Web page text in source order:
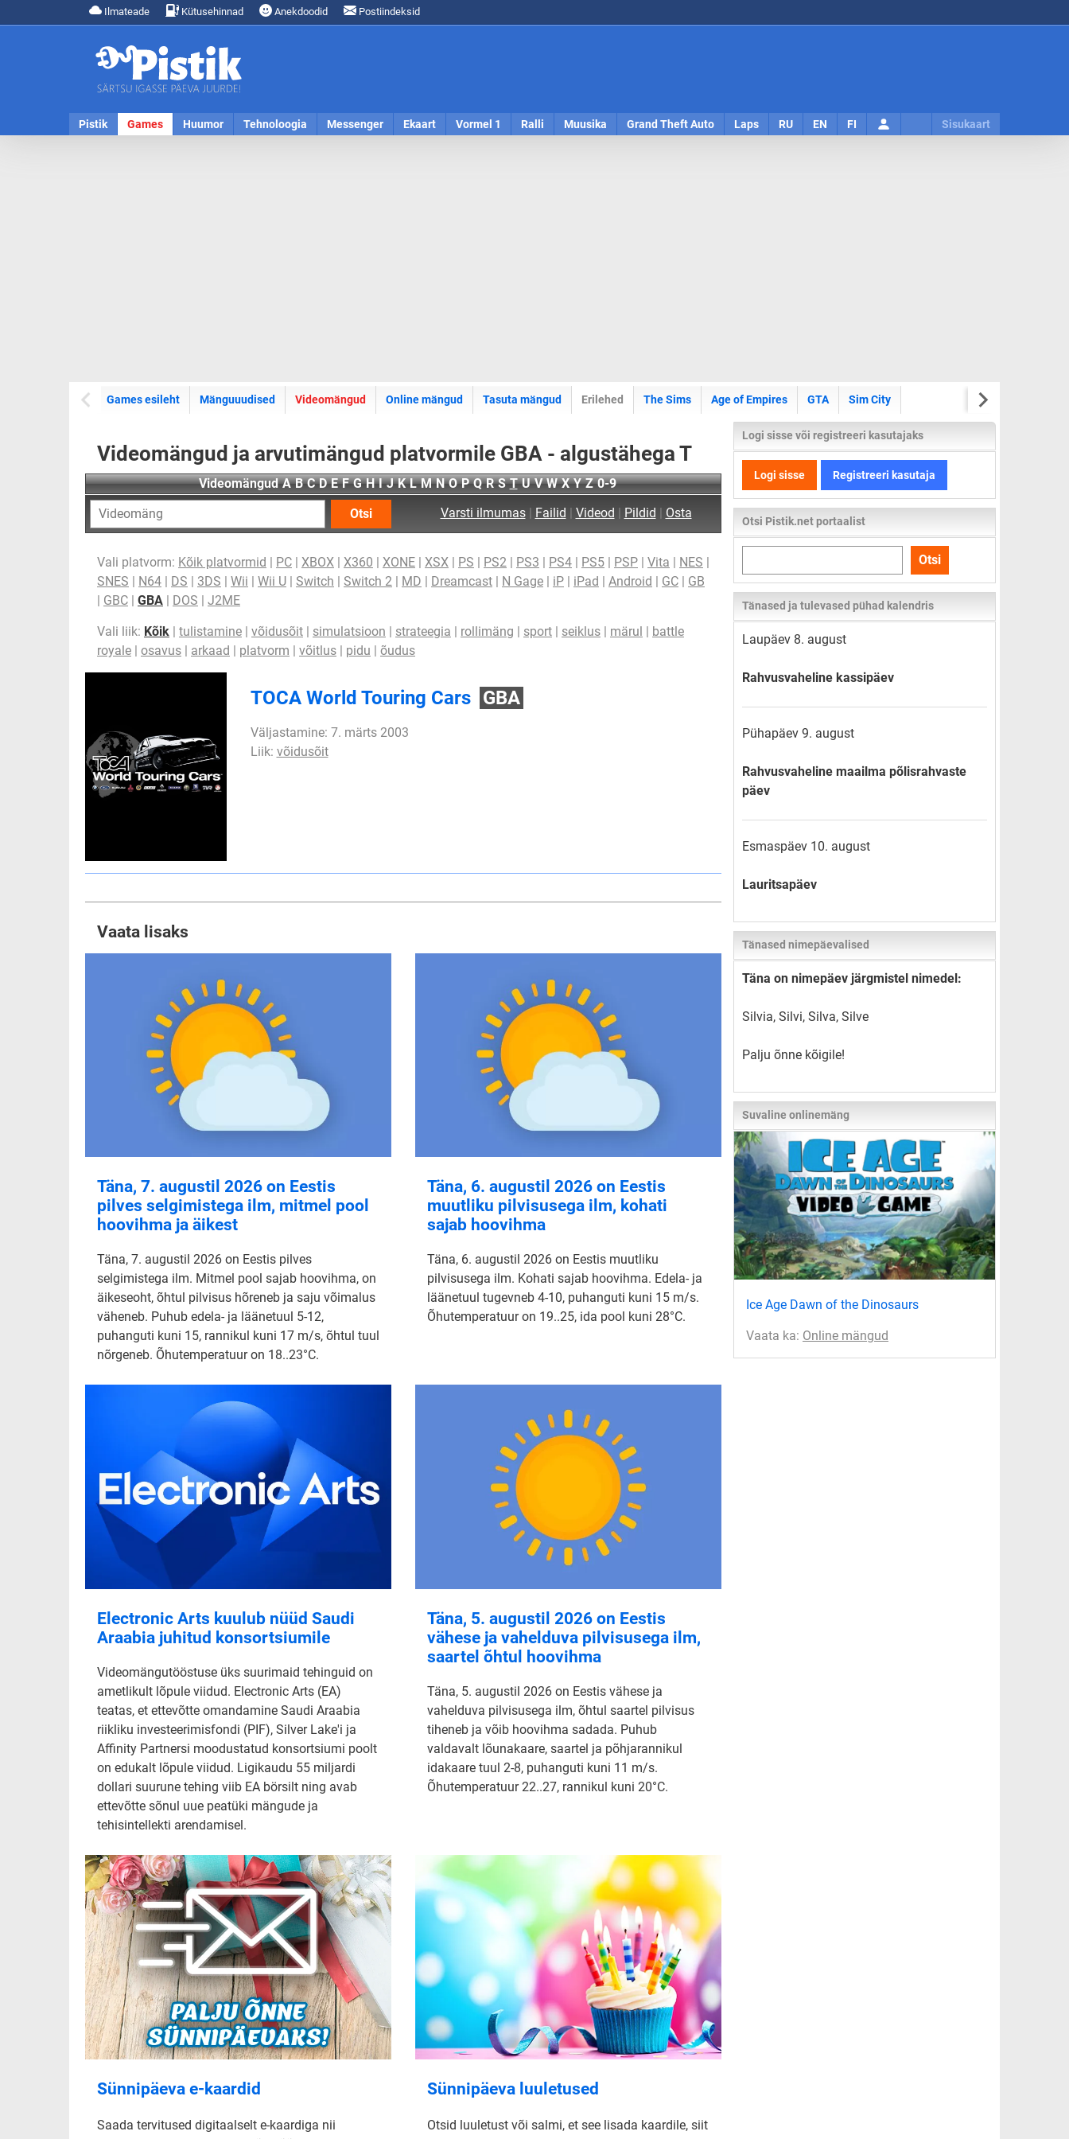
Ilmateade Kütusehinnad Anekdoodid Postiindeksid
Pistik Games Huumor Tehnoloogia Messenger Ekaart Vormel 1 Ralli Muusika Grand Theft Auto Laps RU EN FI Sisukaart
Games esileht Mänguuudised Videomängud Online mängud Tasuta mängud Erilehed The Sims Age of Empires GTA Sim City
Videomängud ja arvutimängud platvormile GBA - algustähega T
Videomängud A B C D E F G H I J K L M N O P Q R S T U V W X Y Z 0-9
Otsi
Varsti ilmumas| Failid | Videod | Pildid | Osta
Vali platvorm: Kõik platvormid | PC | XBOX | X360 | XONE | XSX | PS | PS2 | PS3 | PS4 | PS5 | PSP | Vita | NES |
SNES | N64 | DS | 3DS | Wii | Wii U | Switch | Switch 2 | MD | Dreamcast | N Gage | iP | iPad | Android | GC | GB
| GBC | GBA | DOS | J2ME
Vali liik: Kõik | tulistamine | võidusõit | simulatsioon | strateegia | rollimäng | sport | seiklus | märul | battle
royale | osavus | arkaad | platvorm | võitlus | pidu | õudus
TOCA World Touring Cars GBA
Väljastamine: 7. märts 2003
Liik: võidusõit
Vaata lisaks
Täna, 7. augustil 2026 on Eestis
pilves selgimistega ilm, mitmel pool
hoovihma ja äikest
Täna, 7. augustil 2026 on Eestis pilves
selgimistega ilm. Mitmel pool sajab hoovihma, on
äikeseoht, õhtul pilvisus hõreneb ja saju võimalus
väheneb. Puhub edela- ja läänetuul 5-12,
puhanguti kuni 15, rannikul kuni 17 m/s, õhtul tuul
nõrgeneb. Õhutemperatuur on 18..23°C.
Täna, 6. augustil 2026 on Eestis
muutliku pilvisusega ilm, kohati
sajab hoovihma
Täna, 6. augustil 2026 on Eestis muutliku
pilvisusega ilm. Kohati sajab hoovihma. Edela- ja
läänetuul tugevneb 4-10, puhanguti kuni 15 m/s.
Õhutemperatuur on 19..25, ida pool kuni 28°C.
Electronic Arts kuulub nüüd Saudi
Araabia juhitud konsortsiumile
Videomängutööstuse üks suurimaid tehinguid on
ametlikult lõpule viidud. Electronic Arts (EA)
teatas, et ettevõtte omandamine Saudi Araabia
riikliku investeerimisfondi (PIF), Silver Lake'i ja
Affinity Partnersi moodustatud konsortsiumi poolt
on edukalt lõpule viidud. Ligikaudu 55 miljardi
dollari suurune tehing viib EA börsilt ning avab
ettevõtte sõnul uue peatüki mängude ja
tehisintellekti arendamisel.
Täna, 5. augustil 2026 on Eestis
vähese ja vahelduva pilvisusega ilm,
saartel õhtul hoovihma
Täna, 5. augustil 2026 on Eestis vähese ja
vahelduva pilvisusega ilm, õhtul saartel pilvisus
tiheneb ja võib hoovihma sadada. Puhub
valdavalt lõunakaare, saartel ja põhjarannikul
idakaare tuul 2-8, puhanguti kuni 11 m/s.
Õhutemperatuur 22..27, rannikul kuni 20°C.
Sünnipäeva e-kaardid
Saada tervitused digitaalselt e-kaardiga nii
Sünnipäeva luuletused
Otsid luuletust või salmi, et see lisada kaardile, siit
Logi sisse või registreeri kasutajaks
Logi sisse Registreeri kasutaja
Otsi Pistik.net portaalist
kogu
lehelt
Otsi
Tänased ja tulevased pühad kalendris
Laupäev 8. august
Rahvusvaheline kassipäev
Pühapäev 9. august
Rahvusvaheline maailma põlisrahvaste
päev
Esmaspäev 10. august
Lauritsapäev
Tänased nimepäevalised
Täna on nimepäev järgmistel nimedel:
Silvia, Silvi, Silva, Silve
Palju õnne kõigile!
Suvaline onlinemäng
Ice Age Dawn of the Dinosaurs
Vaata ka: Online mängud